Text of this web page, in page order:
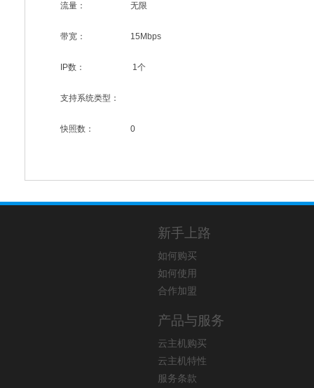
流量： 无限
带宽： 15Mbps
IP数： 1个
支持系统类型：
快照数： 0
新手上路
如何购买
如何使用
合作加盟
产品与服务
云主机购买
云主机特性
服务条款